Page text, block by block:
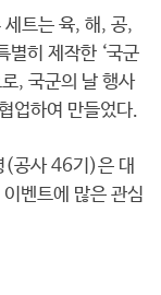
세트는 육, 해, 공,
별히 제작한 ‘국군
, 국군의 날 행사
업하여 만들었다.
(공사 46기)은 대
벤트에 많은 관심